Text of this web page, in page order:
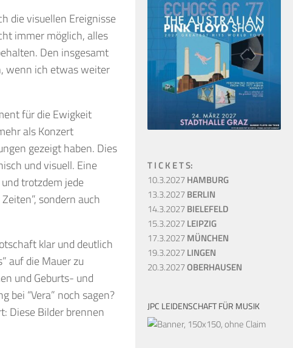
die visuellen Ereignisse
immer möglich, alles
Den insgesamt
wenn ich etwas weiter
für die Ewigkeit
als Konzert
gezeigt haben. Dies
und visuell. Eine
trotzdem jede
sondern auch
klar und deutlich
auf die Mauer zu
und Geburts- und
bei “Vera” noch sagen?
Diese Bilder brennen
T I C K E T S:
10.3.2027HAMBURG
13.3.2027BERLIN
14.3.2027BIELEFELD
15.3.2027LEIPZIG
17.3.2027MÜNCHEN
19.3.2027LINGEN
20.3.2027OBERHAUSEN
JPC LEIDENSCHAFT FÜR MUSIK